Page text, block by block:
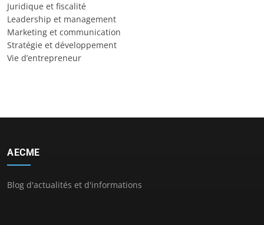
Juridique et fiscalité
Leadership et management
Marketing et communication
Stratégie et développement
Vie d’entrepreneur
AECME
Blog d'actualités et d'informations